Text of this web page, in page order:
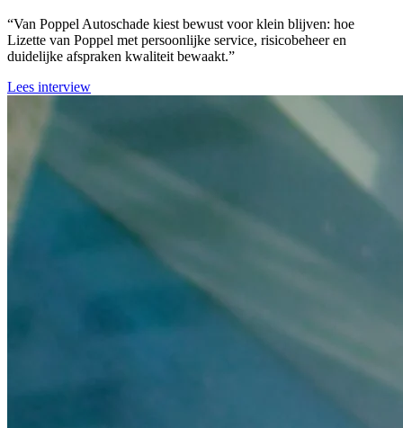
“Van Poppel Autoschade kiest bewust voor klein blijven: hoe
Lizette van Poppel met persoonlijke service, risicobeheer en
duidelijke afspraken kwaliteit bewaakt.”
Lees interview